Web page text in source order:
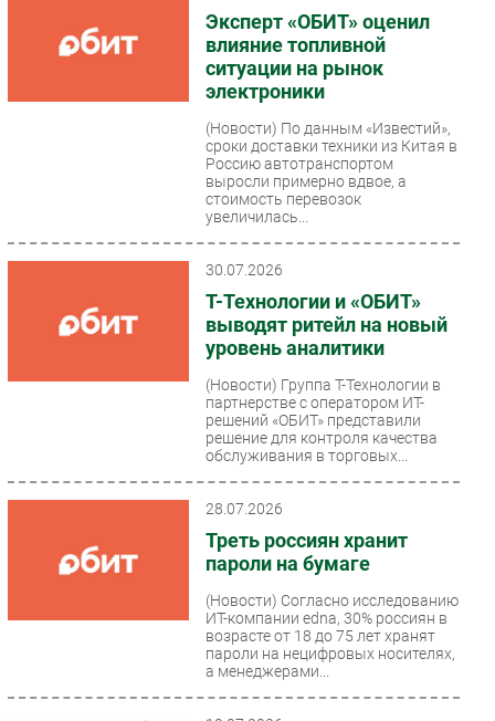
Кадры
Гаджеты
Мероприятия
IT класс
Каталог компаний
Эксперт «ОБИТ» оценил
влияние топливной
ситуации на рынок
электроники
(Новости) По данным «Известий»,
сроки доставки техники из Китая в
Россию автотранспортом
выросли примерно вдвое, а
стоимость перевозок
увеличилась...
30.07.2026
Т-Технологии и «ОБИТ»
выводят ритейл на новый
уровень аналитики
(Новости) Группа Т-Технологии в
партнерстве с оператором ИТ-
решений «ОБИТ» представили
решение для контроля качества
обслуживания в торговых...
28.07.2026
Треть россиян хранит
пароли на бумаге
(Новости) Согласно исследованию
ИТ-компании edna, 30% россиян в
возрасте от 18 до 75 лет хранят
пароли на нецифровых носителях,
а менеджерами...